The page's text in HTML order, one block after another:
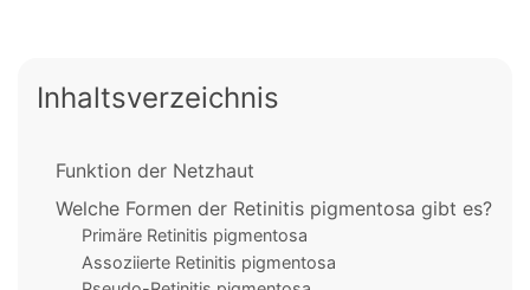
Inhaltsverzeichnis
Funktion der Netzhaut
Welche Formen der Retinitis pigmentosa gibt es?
Primäre Retinitis pigmentosa
Assoziierte Retinitis pigmentosa